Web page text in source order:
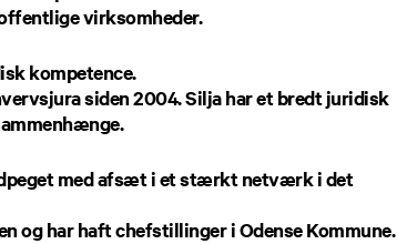
virksomheder.
kompetence.
siden 2004. Silja har et bredt juridisk
med afsæt i et stærkt netværk i det
og har haft chefstillinger i Odense Kommune.